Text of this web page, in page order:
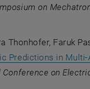
on
externe URL in
Thonhofer, Faruk
Predictions in
in einem neuen
on